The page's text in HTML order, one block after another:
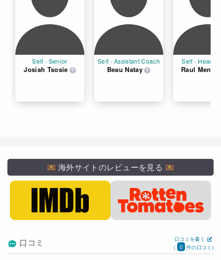
Self - Senior
Josiah Tsosie
Self - Assistant Coach
Beau Natay
Self - Head
Raul
海外サイトのレビューを見る
口コミ
口コミを書く
(
0 件の口コミ)